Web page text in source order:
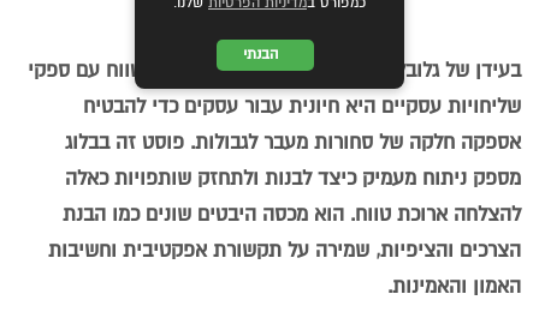
עם ספקי שליחים עסקיים
ראשי » בניית שותפויות ארוכות טווח עם ספקי שליחים עסקיים
בעידן של גלובליזציה, יצירת שותפויות ארוכות טווח עם ספקי
שליחויות עסקיים היא חיונית עבור עסקים כדי להבטיח
אספקה חלקה של סחורות מעבר לגבולות. פוסט זה בבלוג
מספק ניתוח מעמיק כיצד לבנות ולתחזק שותפויות כאלה
להצלחה ארוכת טווח. הוא מכסה היבטים שונים כמו הבנת
הצרכים והציפיות, שמירה על תקשורת אפקטיבית וחשיבות
האמון והאמינות.
הבנתי